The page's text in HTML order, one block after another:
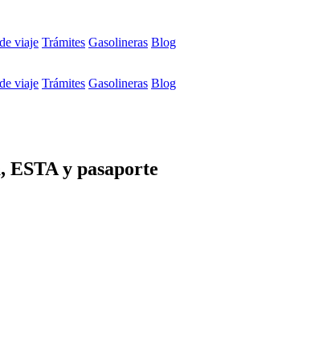
viaje Trámites Gasolineras Blog
viaje Trámites Gasolineras Blog
ESTA y pasaporte